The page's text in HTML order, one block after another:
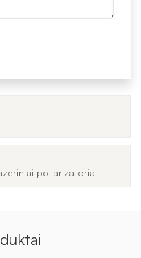
poliarizatoriai